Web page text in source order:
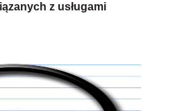
z usługami